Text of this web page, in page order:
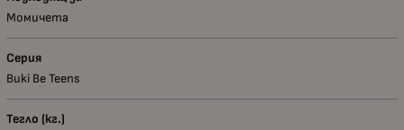
Момичета
Серия
Buki Be Teens
Тегло (кг.)